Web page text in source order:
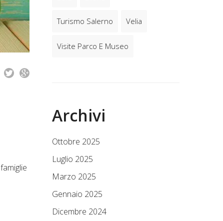
Turismo Salerno Velia
Visite Parco E Museo
Archivi
Ottobre 2025
Luglio 2025
Marzo 2025
Gennaio 2025
Dicembre 2024